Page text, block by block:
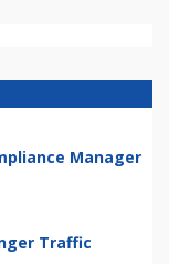
Manager
Traffic